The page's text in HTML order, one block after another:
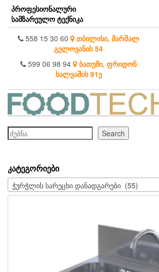
Skip
the
content
პროფესიონალური
სამზარეულო ტექნიკა
558 15 30 60 თბილისი, მარშალ
გელოვანის 54
599 06 98 94 ბათუმი, ფრიდონ
ხალვაშის 91ე
ძებნა
Search
ᲙᲐᲢᲔᲒᲝᲠᲘᲔᲑᲘ
ჭურჭლის სარეცხი დანადგარები (55)